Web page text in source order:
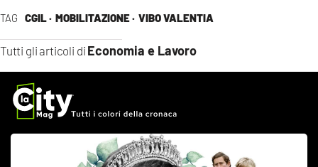
TAG CGIL · MOBILITAZIONE · VIBO VALENTIA
Tutti gli articoli di Economia e Lavoro